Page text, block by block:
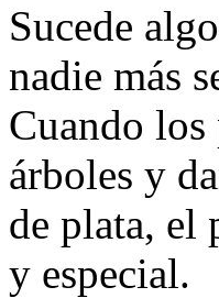
Sucede
nadie más
Cuando
árboles y
de plata, el
y especial.